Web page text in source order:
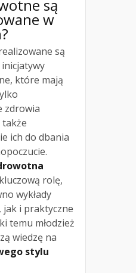
są
w
są
które mają
zdrowia
także
ich do dbania
rolę,
wykłady
i praktyczne
temu młodzież
wiedzę na
stylu